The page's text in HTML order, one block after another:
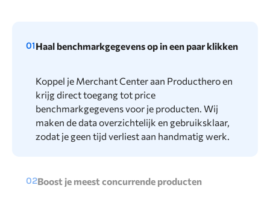
01Haal benchmarkgegevens op in een paar klikken
Koppel je Merchant Center aan Producthero en
krijg direct toegang tot price
benchmarkgegevens voor je producten. Wij
maken de data overzichtelijk en gebruiksklaar,
zodat je geen tijd verliest aan handmatig werk.
02Boost je meest concurrende producten